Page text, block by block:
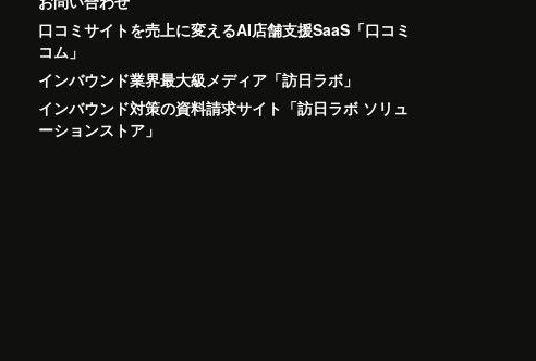
口コミサイトを売上に変えるAI店舗支援SaaS「口コミ
コム」
インバウンド業界最大級メディア「訪日ラボ」
インバウンド対策の資料請求サイト「訪日ラボ ソリュ
ーションストア」